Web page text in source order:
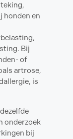
honden en
Bij
of
artrose,
is
onderzoek
bij